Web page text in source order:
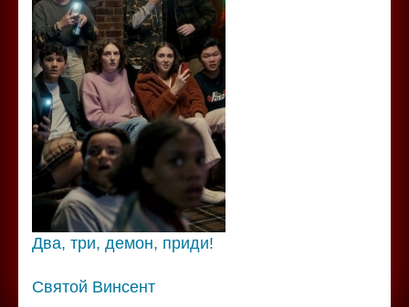
Два, три, демон, приди!
Святой Винсент